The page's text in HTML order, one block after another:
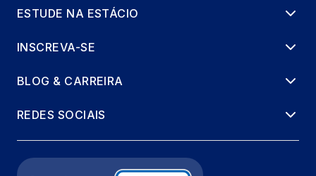
ESTUDE NA ESTÁCIO
INSCREVA-SE
BLOG & CARREIRA
REDES SOCIAIS